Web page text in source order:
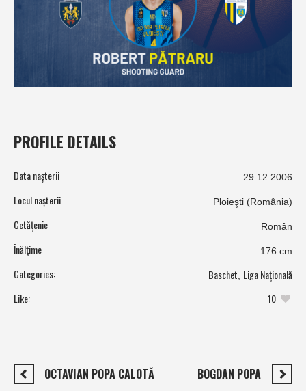
PROFILE DETAILS
Data nașterii 29.12.2006
Locul nașterii Ploieşti (România)
Cetățenie Român
Înălțime 176 cm
Categories: Baschet Liga Națională
Like:
10
BOGDAN POPA
OCTAVIAN POPA CALOTĂ